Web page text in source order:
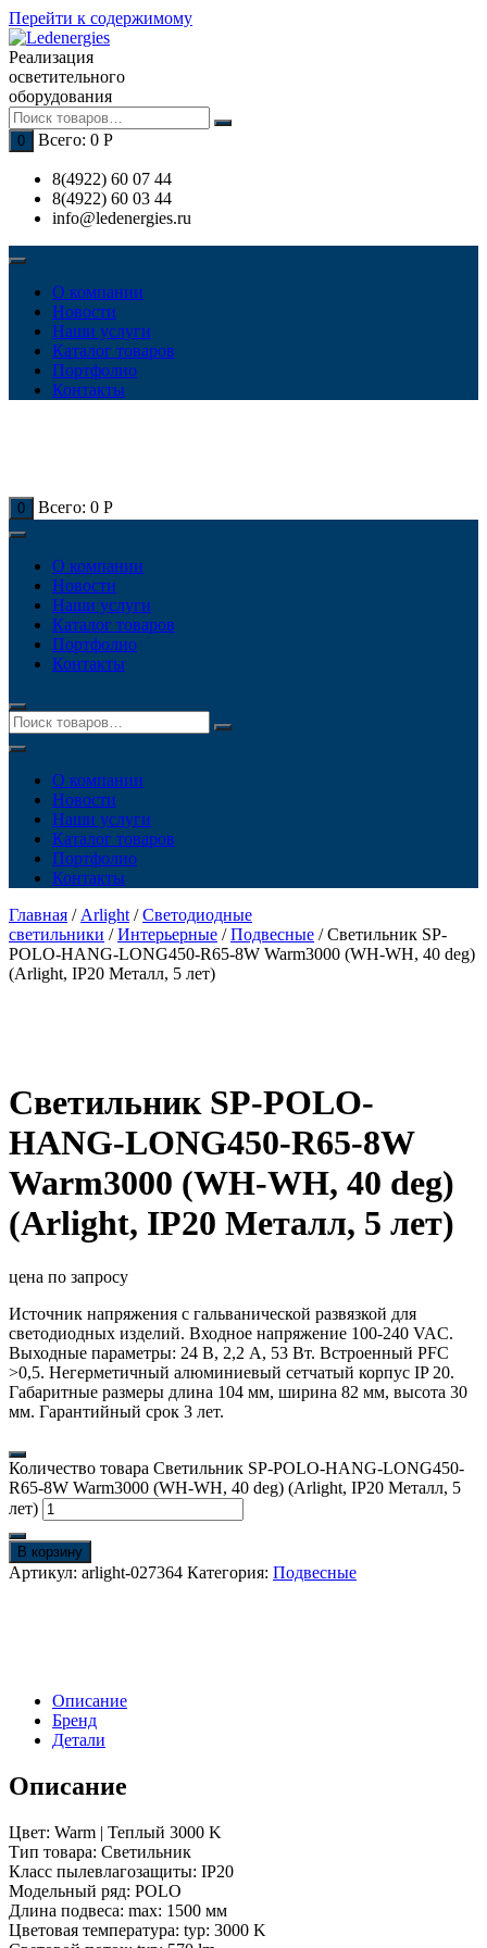
Перейти к содержимому
Реализация
осветительного
оборудования
0 Всего: 0 Р
8(4922) 60 07 44
8(4922) 60 03 44
info@ledenergies.ru
О компании
Новости
Наши услуги
Каталог товаров
Портфолио
Контакты
0 Всего: 0 Р
О компании
Новости
Наши услуги
Каталог товаров
Портфолио
Контакты
О компании
Новости
Наши услуги
Каталог товаров
Портфолио
Контакты
Главная / Arlight /Светодиодные
светильники /Интерьерные /Подвесные / Светильник SP-
POLO-HANG-LONG450-R65-8W Warm3000 (WH-WH, 40 deg)
(Arlight, IP20 Металл, 5 лет)
Светильник SP-POLO-
HANG-LONG450-R65-8W
Warm3000 (WH-WH, 40 deg)
(Arlight, IP20 Металл, 5 лет)
цена по запросу
Источник напряжения с гальванической развязкой для
светодиодных изделий. Входное напряжение 100-240 VAC.
Выходные параметры: 24 В, 2,2 А, 53 Вт. Встроенный PFC
>0,5. Негерметичный алюминиевый сетчатый корпус IP 20.
Габаритные размеры длина 104 мм, ширина 82 мм, высота 30
мм. Гарантийный срок 3 лет.
Количество товара Светильник SP-POLO-HANG-LONG450-
R65-8W Warm3000 (WH-WH, 40 deg) (Arlight, IP20 Металл, 5
лет)
В корзину
Артикул: arlight-027364 Категория: Подвесные
Описание
Бренд
Детали
Описание
Цвет: Warm | Теплый 3000 K
Тип товара: Светильник
Класс пылевлагозащиты: IP20
Модельный ряд: POLO
Длина подвеса: max: 1500 мм
Цветовая температура: typ: 3000 K